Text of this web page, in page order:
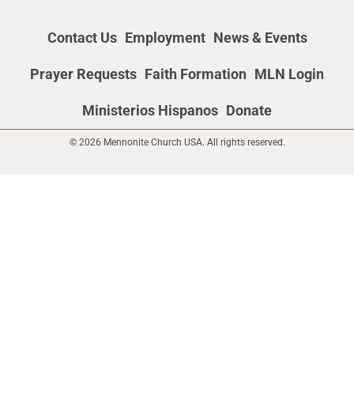
Contact Us Employment News & Events
Prayer Requests Faith Formation MLN Login
Ministerios Hispanos Donate
© 2026 Mennonite Church USA. All rights reserved.